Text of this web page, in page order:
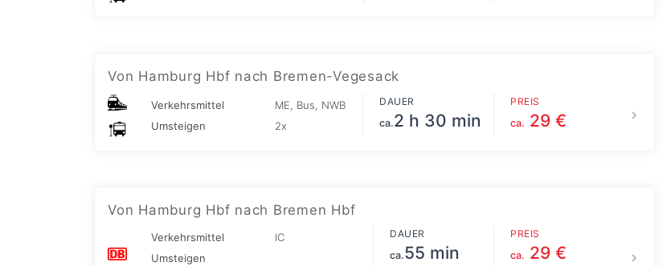
Von Hamburg Hbf nach Bremen-Vegesack
Verkehrsmittel
ME, Bus, NWB
Umsteigen
2x
DAUER
ca.2 h 30 min
PREIS
ca. 29 €
Von Hamburg Hbf nach Bremen Hbf
Verkehrsmittel
IC
Umsteigen
DAUER
ca.55 min
PREIS
ca. 29 €